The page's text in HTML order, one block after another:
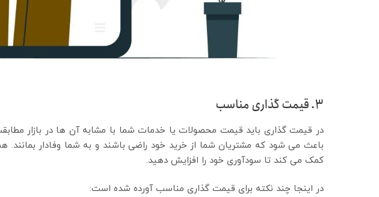
3. قیمت گذاری مناسب
در قیمت گذاری باید قیمت محصولات یا خدمات شما با مشابه آن ها در بازار
باعث می شود که مشتریان شما از خرید خود راضی باشند و به شما وفادار
کمک می کند تا سودآوری خود را افزایش دهید.
در اینجا چند نکته برای قیمت گذاری مناسب آورده شده است: